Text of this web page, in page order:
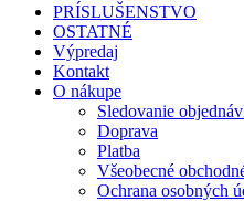
PRÍSLUŠENSTVO
OSTATNÉ
Výpredaj
Kontakt
O nákupe
Sledovanie
Doprava
Platba
Všeobecné
Ochrana osobných